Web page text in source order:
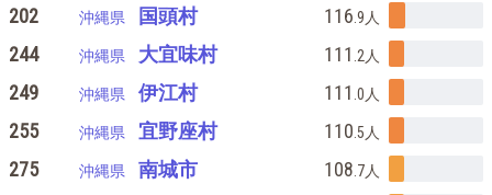
202 沖縄県 国頭村 116 .9 人
244 沖縄県 大宜味村 111 .2 人
249 沖縄県 伊江村 111 .0 人
255 沖縄県 宜野座村 110 .5 人
275 沖縄県 南城市 108 .7人